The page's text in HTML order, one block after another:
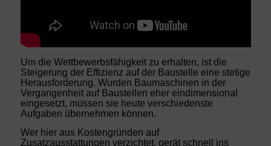
Um die Wettbewerbsfähigkeit zu erhalten, ist die
Steigerung der Effizienz auf der Baustelle eine stetige
Herausforderung. Wurden Baumaschinen in der
Vergangenheit auf Baustellen eher eindimensional
eingesetzt, müssen sie heute verschiedenste
Aufgaben übernehmen können.
Wer hier aus Kostengründen auf
Zusatzausstattungen verzichtet, gerät schnell ins